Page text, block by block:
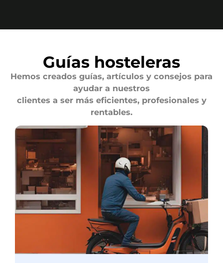
Guías hosteleras
Hemos creados guías, artículos y consejos para
ayudar a nuestros
clientes a ser más eficientes, profesionales y
rentables.